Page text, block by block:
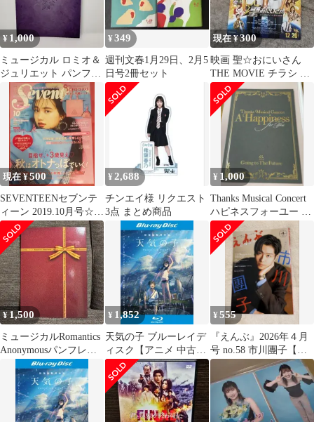
¥ 1,000
ミュージカル ロミオ＆
ジュリエット パンフレ
ット 2024
¥349
週刊文春1月29日、2月5
日号2冊セット
現在 ¥300
映画 聖☆おにいさん
THE MOVIE チラシ 岩
田剛典 松山ケンイチ
現在 ¥500
SEVENTEENセブンテ
ィーン 2019.10月号☆フ
ァッション誌☆制服コ
ーデ
¥ 2,688
チンエイ様 リクエスト
3点 まとめ商品
¥ 1,000
Thanks Musical Concert
ハピネスフォーユー パ
ンフレット
¥1,500
ミュージカルRomantics
Anonymousパンフレッ
¥ 1,852
天気の子 ブルーレイデ
ィスク【アニメ 中古
Blu-ray】レンタル落ち
¥555
『えんぶ』2026年４月
号 no.58 市川團子【送
料込み】切り抜きなし